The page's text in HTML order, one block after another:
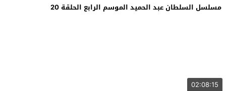
مسلسل السلطان عبد الحميد الموسم الرابع الحلقة 20
02:08:15